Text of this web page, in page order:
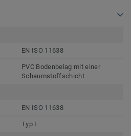
EN ISO 11638
PVC Bodenbelag mit einer
Schaumstoffschicht
EN ISO 11638
Typ I